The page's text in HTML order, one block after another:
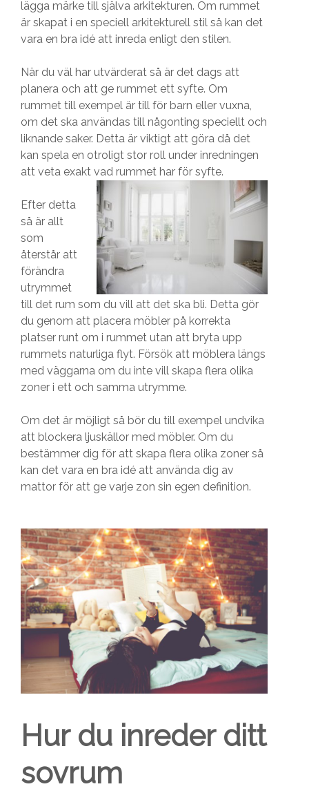
lägga märke till själva arkitekturen. Om rummet
är skapat i en speciell arkitekturell stil så kan det
vara en bra idé att inreda enligt den stilen.
När du väl har utvärderat så är det dags att
planera och att ge rummet ett syfte. Om
rummet till exempel är till för barn eller vuxna,
om det ska användas till någonting speciellt och
liknande saker. Detta är viktigt att göra då det
kan spela en otroligt stor roll under inredningen
att veta exakt vad rummet har för syfte.
Efter detta
så är allt
som
återstår att
förändra
utrymmet
till det rum som du vill att det ska bli. Detta gör
du genom att placera möbler på korrekta
platser runt om i rummet utan att bryta upp
rummets naturliga flyt. Försök att möblera längs
med väggarna om du inte vill skapa flera olika
zoner i ett och samma utrymme.
Om det är möjligt så bör du till exempel undvika
att blockera ljuskällor med möbler. Om du
bestämmer dig för att skapa flera olika zoner så
kan det vara en bra idé att använda dig av
mattor för att ge varje zon sin egen definition.
Hur du inreder ditt
sovrum